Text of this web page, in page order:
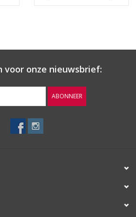
voor onze nieuwsbrief:
ABONNEER